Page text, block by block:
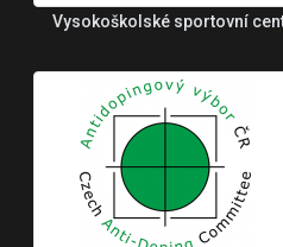
Vysokoškolské sportovní